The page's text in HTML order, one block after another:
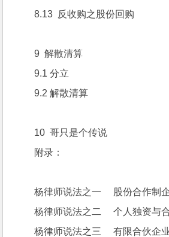
8.13  反收购之股份回购
9  解散清算
9.1 分立
9.2 解散清算
10  哥只是个传说
附录：
杨律师说法之一     股份合作制
杨律师说法之二     个人独资与
杨律师说法之三     有限合伙